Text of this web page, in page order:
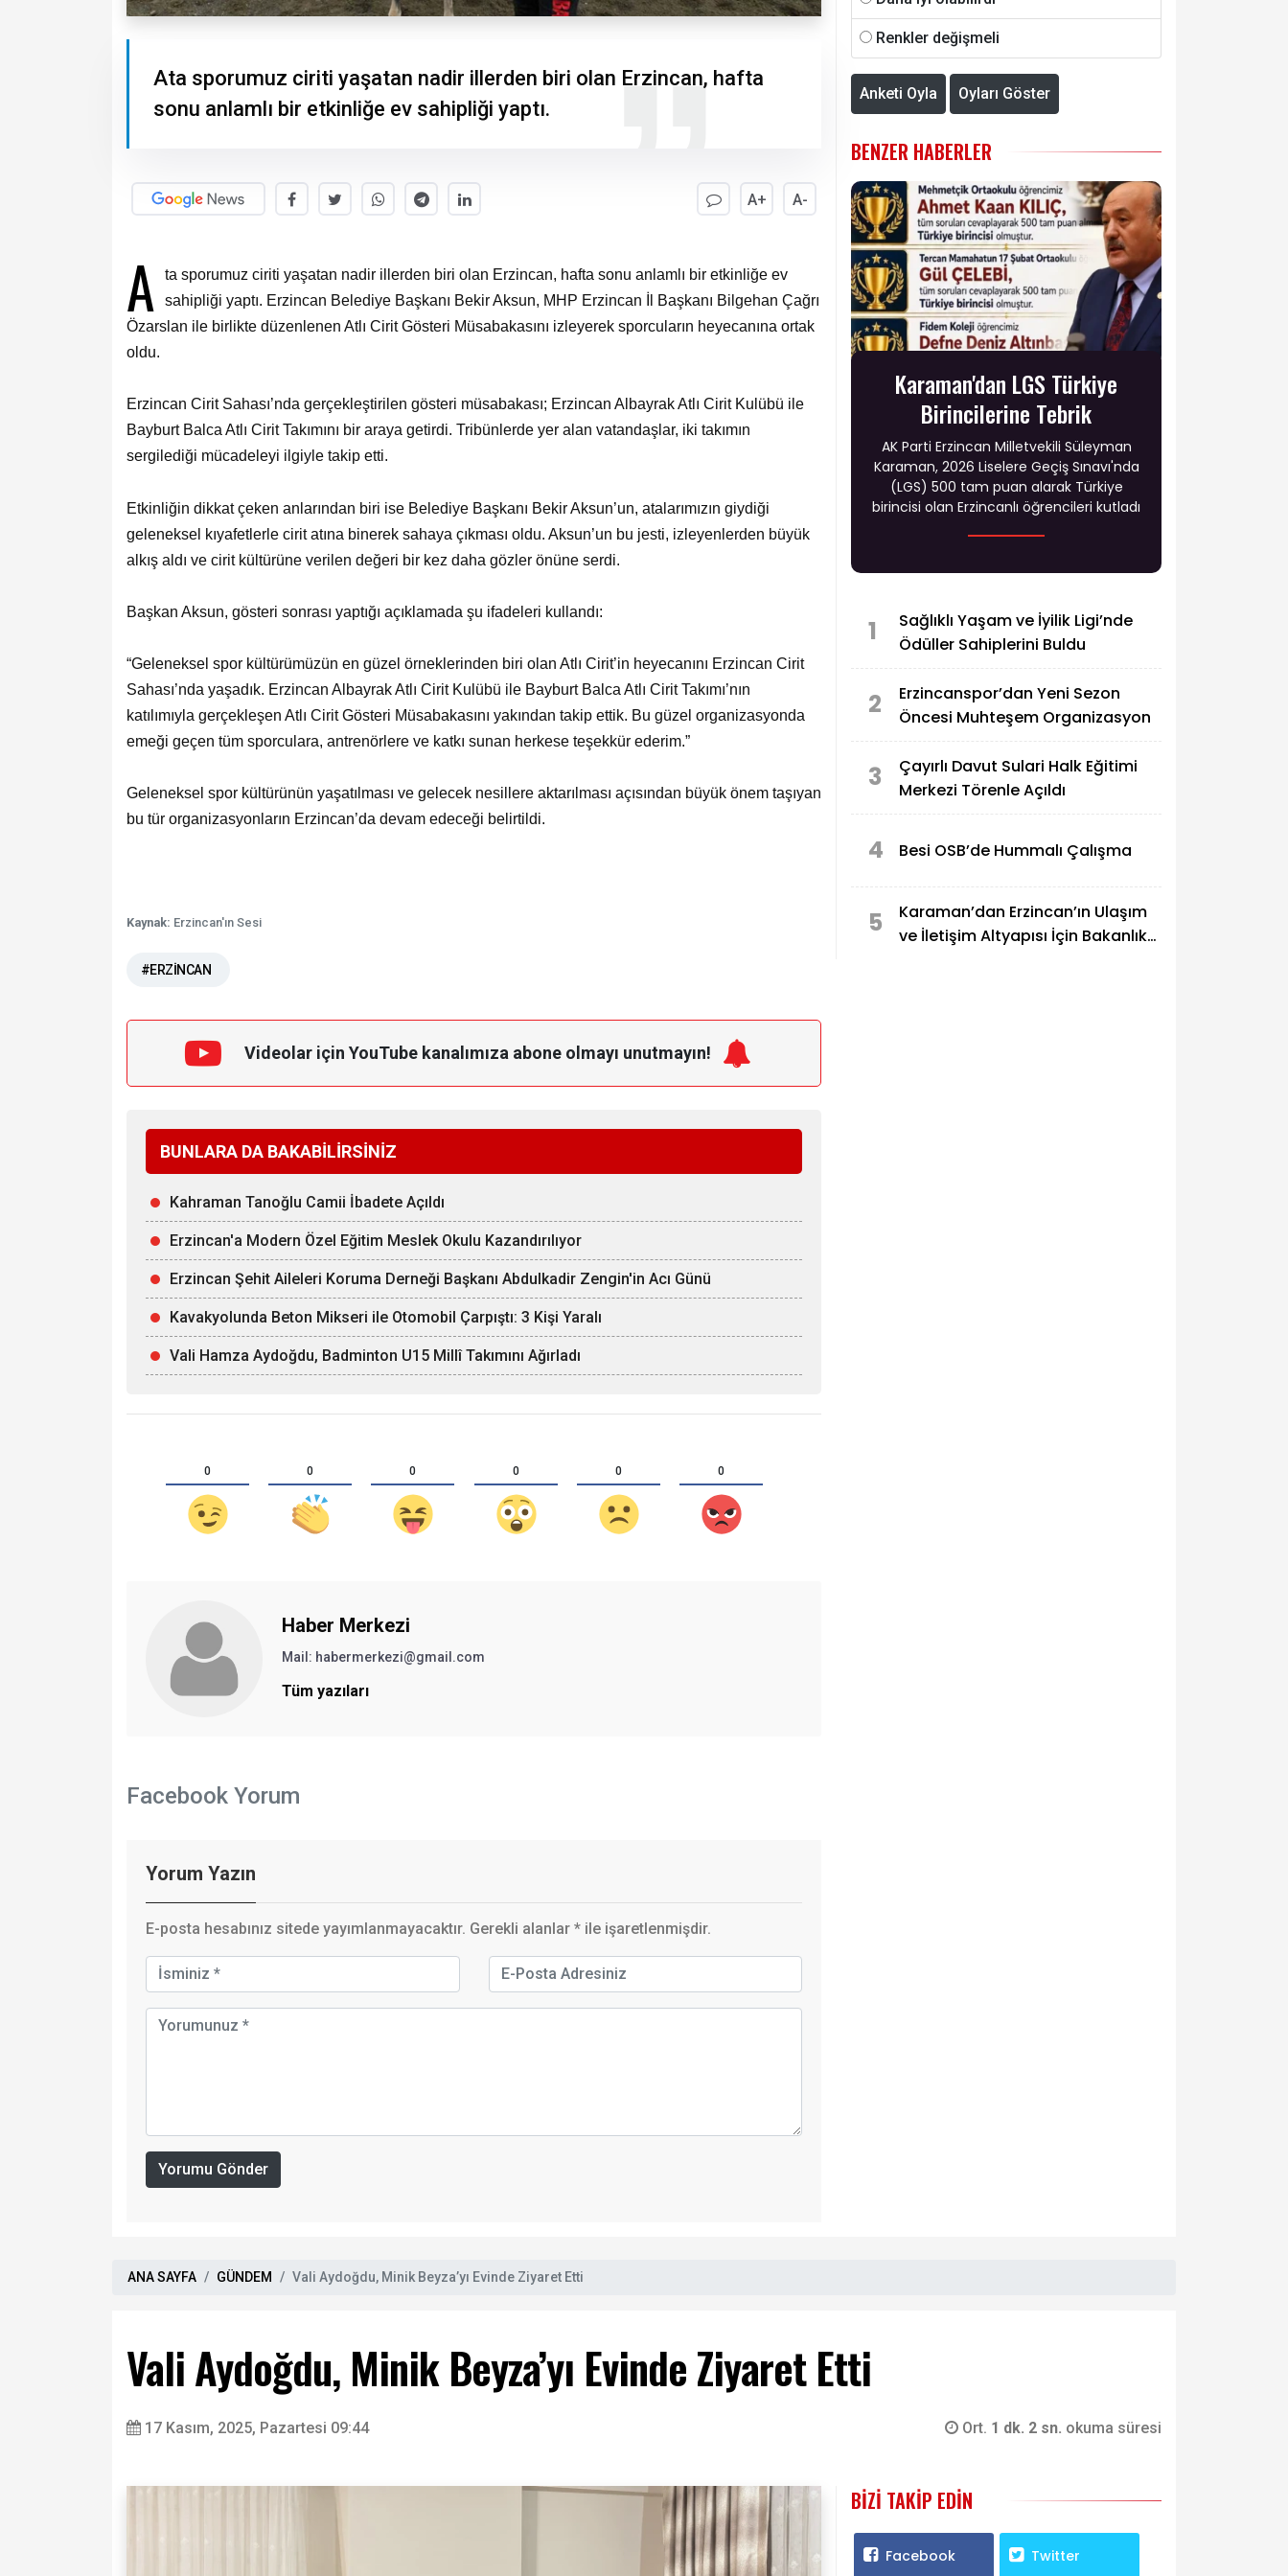
Ata sporumuz ciriti yaşatan nadir illerden biri olan Erzincan, hafta
sonu anlamlı bir etkinliğe ev sahipliği yaptı.
A+ A-
A
ta sporumuz ciriti yaşatan nadir illerden biri olan Erzincan, hafta sonu anlamlı bir etkinliğe ev
sahipliği yaptı. Erzincan Belediye Başkanı Bekir Aksun, MHP Erzincan İl Başkanı Bilgehan Çağrı
Özarslan ile birlikte düzenlenen Atlı Cirit Gösteri Müsabakasını izleyerek sporcuların heyecanına ortak
oldu.
Erzincan Cirit Sahası’nda gerçekleştirilen gösteri müsabakası; Erzincan Albayrak Atlı Cirit Kulübü ile
Bayburt Balca Atlı Cirit Takımını bir araya getirdi. Tribünlerde yer alan vatandaşlar, iki takımın
sergilediği mücadeleyi ilgiyle takip etti.
Etkinliğin dikkat çeken anlarından biri ise Belediye Başkanı Bekir Aksun’un, atalarımızın giydiği
geleneksel kıyafetlerle cirit atına binerek sahaya çıkması oldu. Aksun’un bu jesti, izleyenlerden büyük
alkış aldı ve cirit kültürüne verilen değeri bir kez daha gözler önüne serdi.
Başkan Aksun, gösteri sonrası yaptığı açıklamada şu ifadeleri kullandı:
“Geleneksel spor kültürümüzün en güzel örneklerinden biri olan Atlı Cirit’in heyecanını Erzincan Cirit
Sahası’nda yaşadık. Erzincan Albayrak Atlı Cirit Kulübü ile Bayburt Balca Atlı Cirit Takımı’nın
katılımıyla gerçekleşen Atlı Cirit Gösteri Müsabakasını yakından takip ettik. Bu güzel organizasyonda
emeği geçen tüm sporculara, antrenörlere ve katkı sunan herkese teşekkür ederim.”
Geleneksel spor kültürünün yaşatılması ve gelecek nesillere aktarılması açısından büyük önem taşıyan
bu tür organizasyonların Erzincan’da devam edeceği belirtildi.
Kaynak: Erzincan'ın Sesi
#ERZİNCAN
Videolar için YouTube kanalımıza abone olmayı unutmayın!
BUNLARA DA BAKABİLİRSİNİZ
Kahraman Tanoğlu Camii İbadete Açıldı
Erzincan'a Modern Özel Eğitim Meslek Okulu Kazandırılıyor
Erzincan Şehit Aileleri Koruma Derneği Başkanı Abdulkadir Zengin'in Acı Günü
Kavakyolunda Beton Mikseri ile Otomobil Çarpıştı: 3 Kişi Yaralı
Vali Hamza Aydoğdu, Badminton U15 Millî Takımını Ağırladı
0 0 0 0 0 0
Haber Merkezi
Mail: habermerkezi@gmail.com
Tüm yazıları
Facebook Yorum
Yorum Yazın
E-posta hesabınız sitede yayımlanmayacaktır. Gerekli alanlar * ile işaretlenmişdir.
Yorumu Gönder
Renkler değişmeli
Anketi Oyla Oyları Göster
BENZER HABERLER
Karaman'dan LGS Türkiye
Birincilerine Tebrik
AK Parti Erzincan Milletvekili Süleyman
Karaman, 2026 Liselere Geçiş Sınavı'nda
(LGS) 500 tam puan alarak Türkiye
birincisi olan Erzincanlı öğrencileri kutladı
1
Sağlıklı Yaşam ve İyilik Ligi’nde
Ödüller Sahiplerini Buldu
2
Erzincanspor’dan Yeni Sezon
Öncesi Muhteşem Organizasyon
3
Çayırlı Davut Sulari Halk Eğitimi
Merkezi Törenle Açıldı
4 Besi OSB’de Hummalı Çalışma
5
Karaman’dan Erzincan’ın Ulaşım
ve İletişim Altyapısı İçin Bakanlık
ANA SAYFA GÜNDEM Vali Aydoğdu, Minik Beyza’yı Evinde Ziyaret Etti
Vali Aydoğdu, Minik Beyza’yı Evinde Ziyaret Etti
17 Kasım, 2025, Pazartesi 09:44 Ort. 1 dk. 2 sn. okuma süresi
BIZI TAKIP EDIN
Facebook Twitter